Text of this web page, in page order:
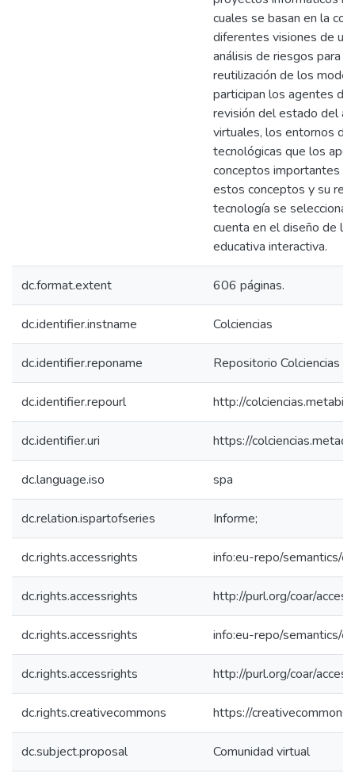
cuales se basan en la
diferentes visiones de un
análisis de riesgos para
reutilización de los
participan los agentes
revisión del estado del
virtuales, los entornos
tecnológicas que los
conceptos importantes
estos conceptos y su
tecnología se
cuenta en el diseño de la
educativa interactiva.
dc.format.extent 606 páginas.
dc.identifier.instname Colciencias
dc.identifier.reponame Repositorio Colciencias
dc.identifier.repourl http://
dc.identifier.uri https://
dc.language.iso spa
dc.relation.ispartofseries Informe;
dc.rights.accessrights info:eu-repo/semantics/
dc.rights.accessrights http://purl.org/coar/
dc.rights.accessrights info:eu-repo/semantics/
dc.rights.accessrights http://purl.org/coar/
dc.rights.creativecommons https://
dc.subject.proposal Comunidad virtual